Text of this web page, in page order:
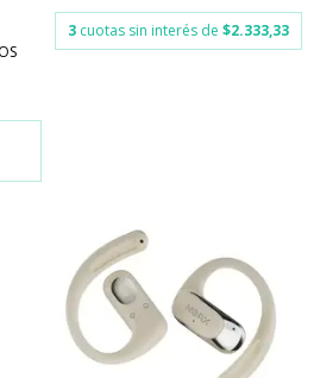
3 cuotas sin interés de $2.333,33